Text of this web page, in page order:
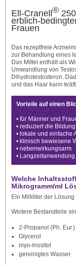
Ell-Cranell ®250
erblich-
Frauen
Das rezeptfreie
zur Behandlung eines
Das Mittel enthält als
Umwandlung von
Dihydrotestosteron.
und das Haar kann
Vorteile auf einen
• für Männer und
• reduziert die
• lokale und einfache
• klinisch bewiesene
• nebenwirkungsarm
•
Welche
Mikrogramm/ml
Ein Milliliter der
Weitere Bestandteile
2-Propanol (Ph. Eur.)
Glycerol
myo-Inositol
gereinigtes Wasser